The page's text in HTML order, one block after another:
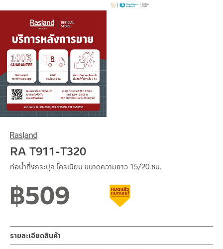
RA T911-T320
ท่อน้ำทิ้งกระปุก โครเมียม ขนาดความยาว 15/20 ซม.
฿509 สถานะสินค้าขายปกติ
รายละเอียดสินค้า